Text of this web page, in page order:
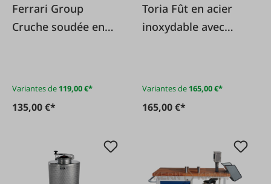
Ferrari Group
Cruche soudée en
Variantes de 119,00 €*
135,00 €*
Toria Fût en acier
inoxydable avec
Variantes de 165,00 €*
165,00 €*